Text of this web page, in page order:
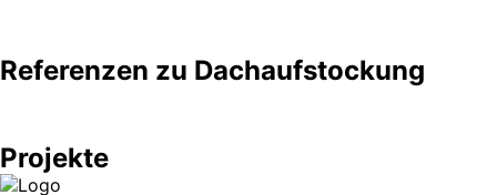
Referenzen zu Dachaufstockung
Projekte